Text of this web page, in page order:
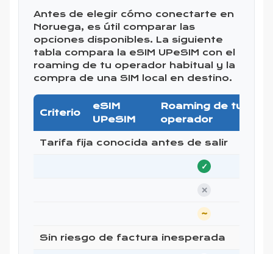
Antes de elegir cómo conectarte en
Noruega, es útil comparar las
opciones disponibles. La siguiente
tabla compara la eSIM UPeSIM con el
roaming de tu operador habitual y la
compra de una SIM local en destino.
Criterio
eSIM
UPeSIM
Roaming de tu
operador
Tarifa fija conocida antes de salir
✓
✕
~
Sin riesgo de factura inesperada